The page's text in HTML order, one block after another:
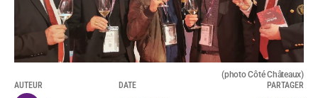
(photo Côté Châteaux)
AUTEUR
DATE PARTAGER